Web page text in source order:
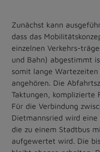
Zunächst kann
dass das
einzelnen Verkehrs-
und Bahn) abgestimmt
somit lange
angehören. Die
Taktungen, komplizierte
Für die Verbindung
Dietmannsried wird eine
die zu einem Stadtbus
aufgewertet wird. Die